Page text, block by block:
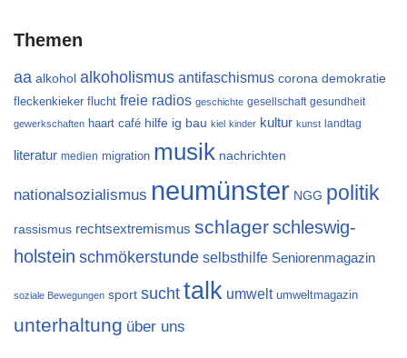
Themen
aa alkohol alkoholismus antifaschismus corona demokratie
fleckenkieker flucht freie radios geschichte gesellschaft gesundheit
gewerkschaften haart café hilfe ig bau kiel kinder kultur kunst landtag
literatur medien migration musik nachrichten
nationalsozialismus neumünster NGG politik
rassismus rechtsextremismus schlagerschleswig-
holstein schmökerstunde selbsthilfe Seniorenmagazin
soziale Bewegungen sport suchttalk umwelt umweltmagazin
unterhaltung über uns